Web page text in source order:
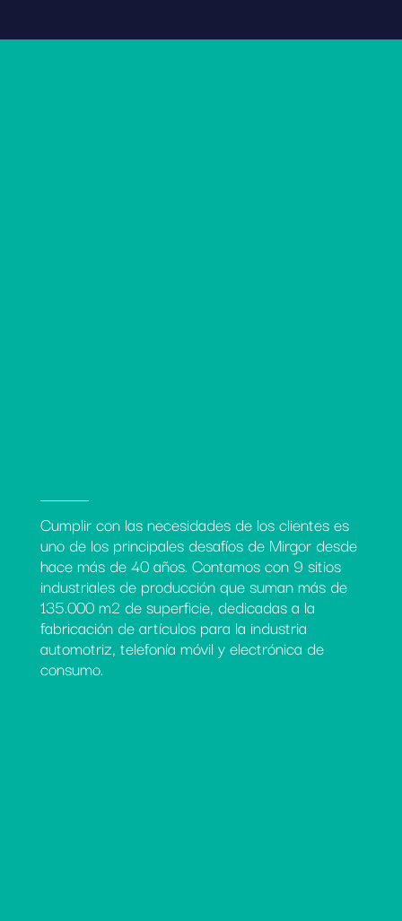
Cumplir con las necesidades de los clientes es
uno de los principales desafíos de Mirgor desde
hace más de 40 años. Contamos con 9 sitios
industriales de producción que suman más de
135.000 m2 de superficie, dedicadas a la
fabricación de artículos para la industria
automotriz, telefonía móvil y electrónica de
consumo.